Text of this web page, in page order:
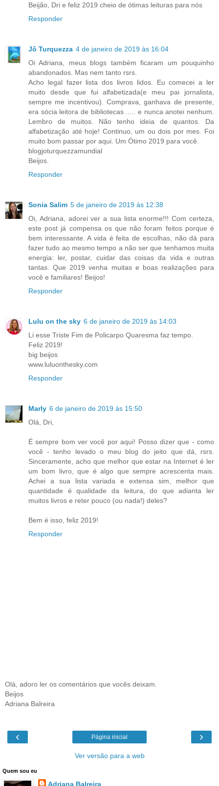
Beijão, Dri e feliz 2019 cheio de ótimas leituras para nós
Responder
Jô Turquezza 4 de janeiro de 2019 às 16:04
Oi Adriana, meus blogs também ficaram um pouquinho
abandonados. Mas nem tanto rsrs.
Acho legal fazer lista dos livros lidos. Eu comecei a ler
muito desde que fui alfabetizada(e meu pai jornalista,
sempre me incentivou). Comprava, ganhava de presente,
era sócia leitora de bibliotecas ..... e nunca anotei nenhum.
Lembro de muitos. Não tenho ideia de quantos. Da
alfabetização até hoje! Continuo, um ou dois por mes. Foi
muito bom passar por aqui. Um Ótimo 2019 para você.
blogjoturquezzamundial
Beijos.
Responder
Sonia Salim 5 de janeiro de 2019 às 12:38
Oi, Adriana, adorei ver a sua lista enorme!!! Com certeza,
este post já compensa os que não foram feitos porque é
bem interessante. A vida é feita de escolhas, não dá para
fazer tudo ao mesmo tempo a não ser que tenhamos muita
energia: ler, postar, cuidar das coisas da vida e outras
tantas. Que 2019 venha muitas e boas realizações para
você e familiares! Beijos!
Responder
Lulu on the sky 6 de janeiro de 2019 às 14:03
Li esse Triste Fim de Policarpo Quaresma faz tempo.
Feliz 2019!
big beijos
www.luluonthesky.com
Responder
Marly 6 de janeiro de 2019 às 15:50
Olá, Dri,
É sempre bom ver você por aqui! Posso dizer que - como
você - tenho levado o meu blog do jeito que dá, rsrs.
Sinceramente, acho que melhor que estar na Internet é ler
um bom livro, que é algo que sempre acrescenta mais.
Achei a sua lista variada e extensa sim, melhor que
quantidade é qualidade da leitura, do que adianta ler
muitos livros e reter pouco (ou nada!) deles?
Bem é isso, feliz 2019!
Responder
Olá, adoro ler os comentários que vocês deixam.
Beijos
Adriana Balreira
‹ ›
Página inicial
Ver versão para a web
Quem sou eu
Adriana Balreira